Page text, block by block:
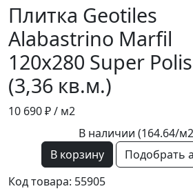
Плитка Geotiles
Alabastrino Marfil
120x280 Super
(3,36 кв.м.)
10 690 ₽/ м2
В наличии (164.64/м2
В корзину
Подобрать
Код товара: 55905